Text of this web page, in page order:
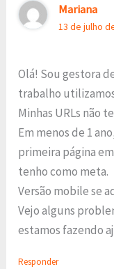
Mariana
13 de julho
Olá! Sou gestora
trabalho
Minhas URLs não
Em menos de 1
primeira página
tenho como meta.
Versão mobile se
Vejo alguns
estamos fazendo
Responder